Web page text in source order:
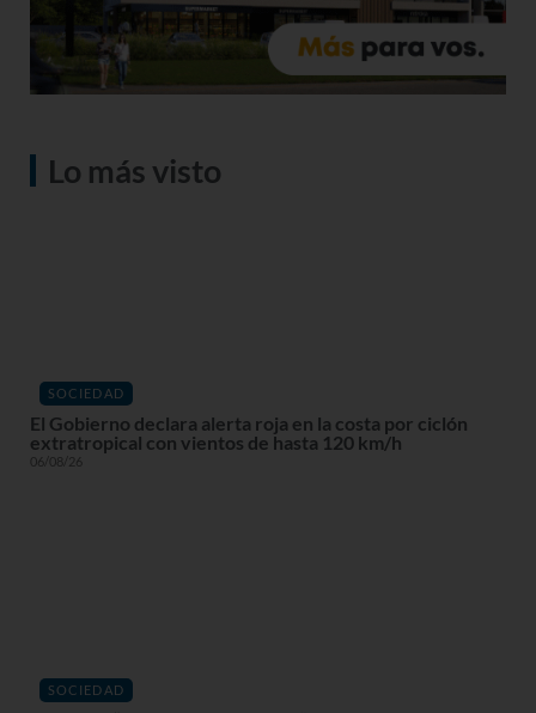
Lo más visto
SOCIEDAD
El Gobierno declara alerta roja en la costa por ciclón
extratropical con vientos de hasta 120 km/h
06/08/26
SOCIEDAD